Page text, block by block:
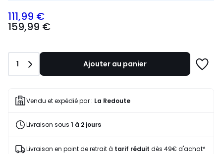
159,99
€
programme
pour
111,99
111,99 €
159,99 €
Quantité
1 Ajouter au panier
Vendu et expédié par : La Redoute
Livraison sous 1 à 2 jours
Livraison en point de retrait à tarif réduit dès 49€ d'achat*